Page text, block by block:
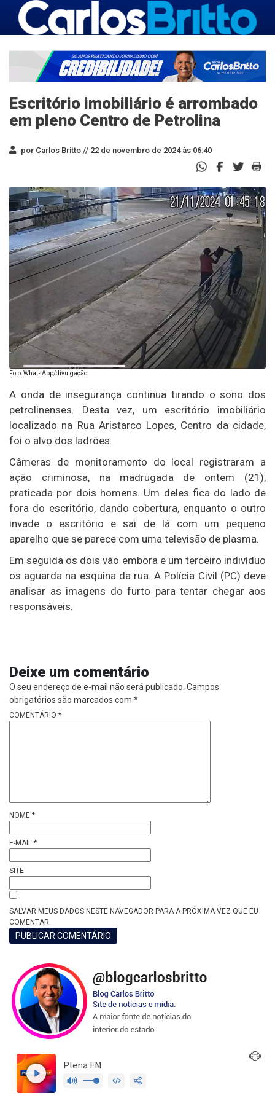
Escritório imobiliário é arrombado
em pleno Centro de Petrolina
por Carlos Britto // 22 de novembro de 2024 às 06:40
Foto: WhatsApp/divulgação
A onda de insegurança continua tirando o sono dos
petrolinenses. Desta vez, um escritório imobiliário
localizado na Rua Aristarco Lopes, Centro da cidade,
foi o alvo dos ladrões.
Câmeras de monitoramento do local registraram a
ação criminosa, na madrugada de ontem (21),
praticada por dois homens. Um deles fica do lado de
fora do escritório, dando cobertura, enquanto o outro
invade o escritório e sai de lá com um pequeno
aparelho que se parece com uma televisão de plasma.
Em seguida os dois vão embora e um terceiro indivíduo
os aguarda na esquina da rua. A Polícia Civil (PC) deve
analisar as imagens do furto para tentar chegar aos
responsáveis.
Deixe um comentário
O seu endereço de e-mail não será publicado. Campos
obrigatórios são marcados com *
COMENTÁRIO *
NOME *
E-MAIL *
SITE
SALVAR MEUS DADOS NESTE NAVEGADOR PARA A PRÓXIMA VEZ QUE EU
COMENTAR.